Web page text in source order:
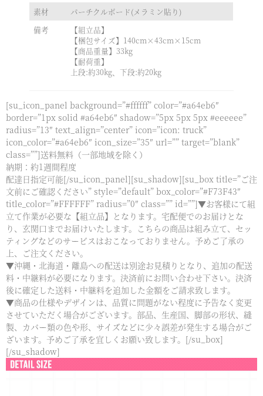
素材
パーチクルボード(メラミン貼り)
備考
【組立品】
【梱包サイズ】140cm×43cm×15cm
【商品重量】33kg
【耐荷重】
上段:約30kg、下段:約20kg
[su_icon_panel background=”#ffffff” color=”#a64eb6″
border=”1px solid #a64eb6″ shadow=”5px 5px 5px #eeeeee”
radius=”13″ text_align=”center” icon=”icon: truck”
icon_color=”#a64eb6″ icon_size=”35″ url=”” target=”blank”
class=””]送料無料（一部地域を除く）
納期：約1週間程度
配達日指定可能[/su_icon_panel][su_shadow][su_box title=”ご注
文前にご確認ください” style=”default” box_color=”#F73F43″
title_color=”#FFFFFF” radius=”0″ class=”” id=””]▼お客様にて組
立て作業が必要な【組立品】となります。宅配便でのお届けとな
り、玄関口までお届けいたします。こちらの商品は組み立て、セッ
ティングなどのサービスはおこなっておりません。予めご了承の
上、ご注文ください。
▼沖縄・北海道・離島への配送は別途お見積りとなり、追加の配送
料・中継料が必要になります。決済前にお問い合わせ下さい。決済
後に確定した送料・中継料を追加した金額をご請求致します。
▼商品の仕様やデザインは、品質に問題がない程度に予告なく変更
させていただく場合がございます。部品、生産国、脚部の形状、縫
製、カバー類の色や形、サイズなどに少々誤差が発生する場合がご
ざいます。予めご了承を宜しくお願い致します。[/su_box]
[/su_shadow]